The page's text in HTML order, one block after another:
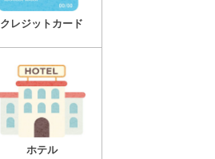
クレジットカード
ホテル